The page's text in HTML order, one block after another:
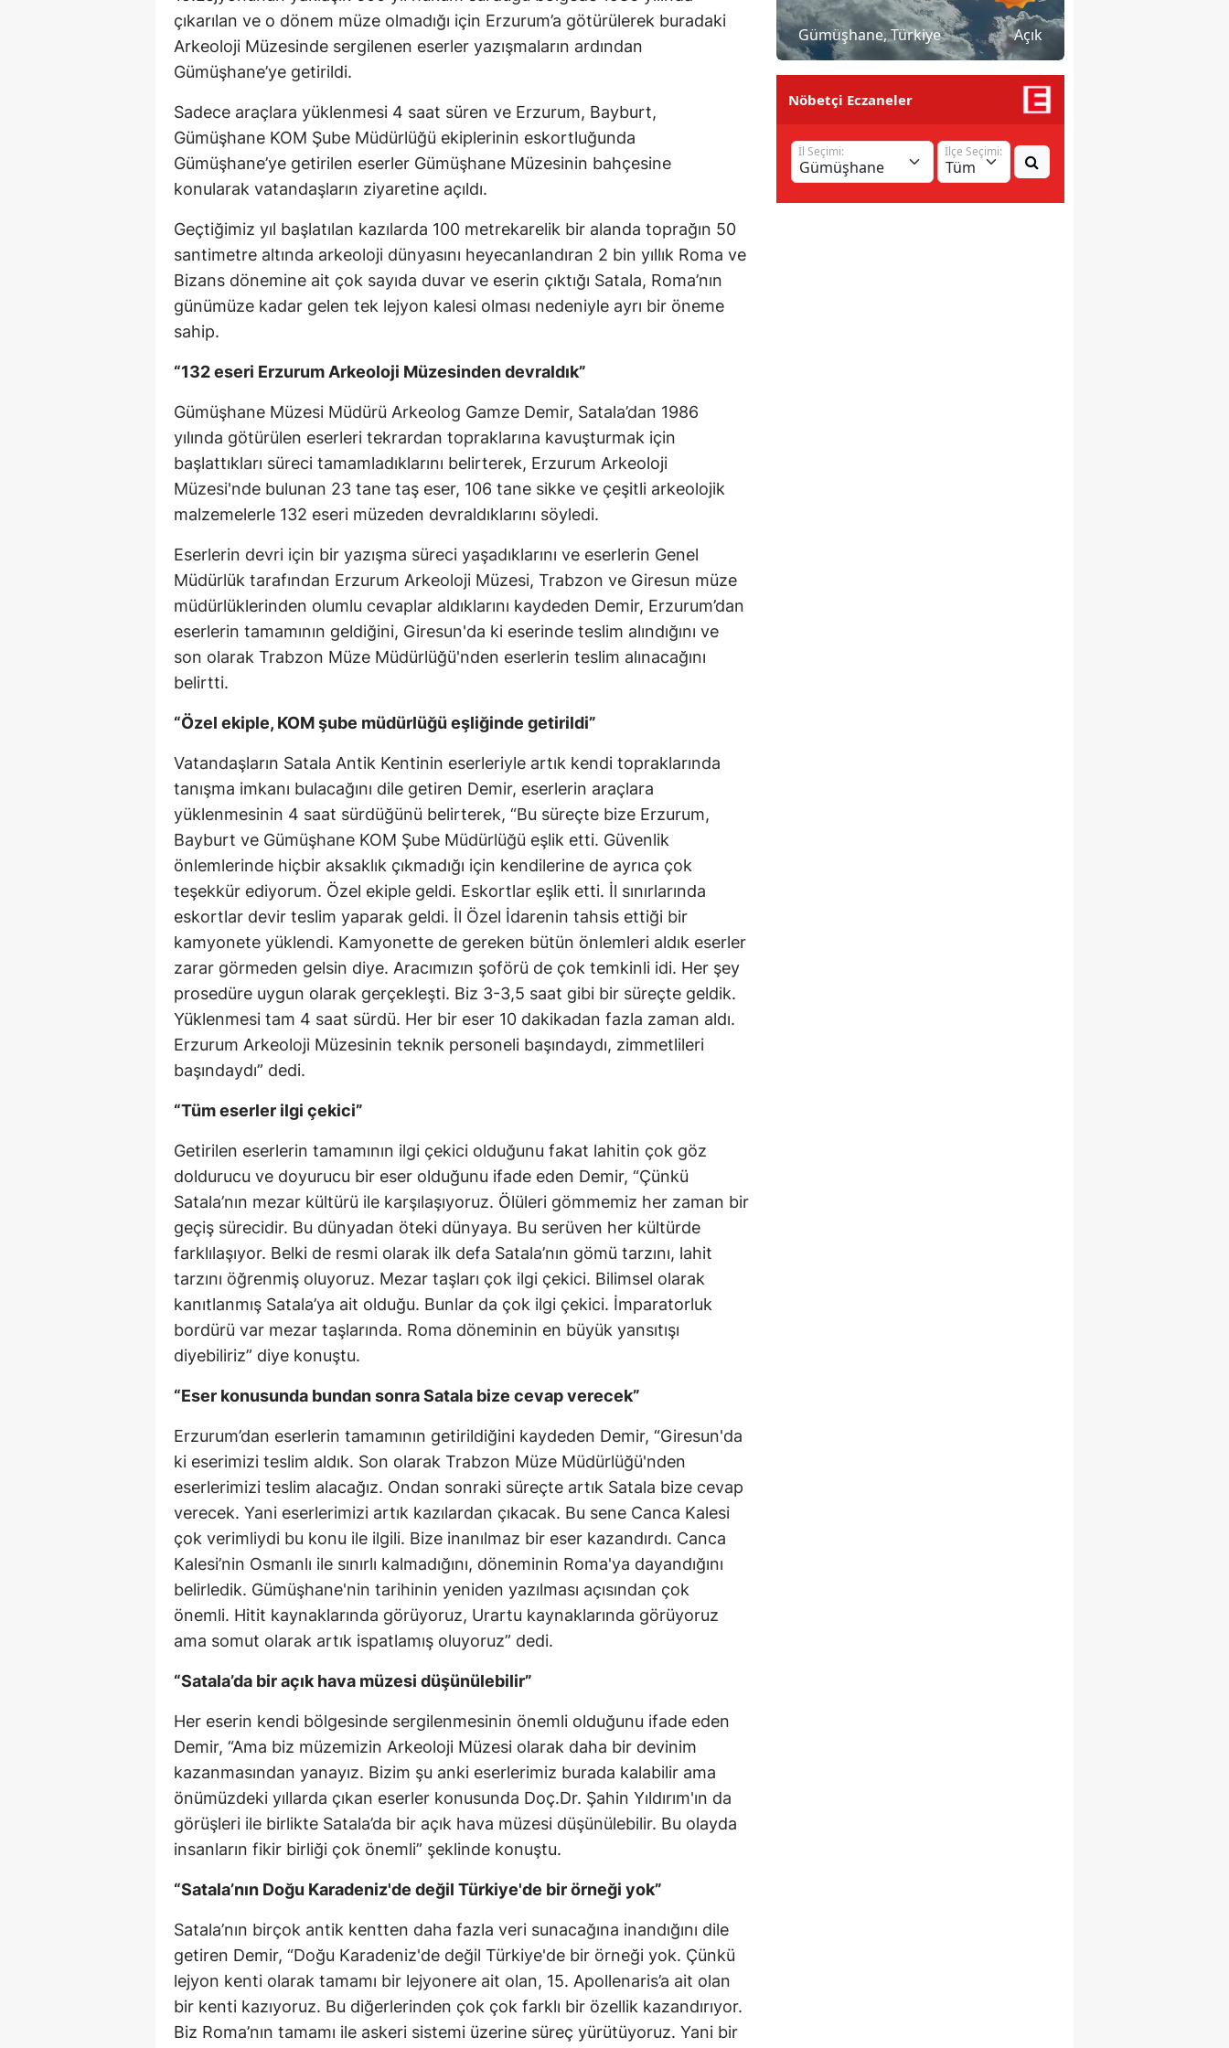
Mersin
Kastamonu
Kırklareli
Kırşehir
Malatya
Manisa
Mardin
Muğla
Muş
Nevşehir
Rize
Sakarya
Samsun
Siirt
Sinop
Sivas
Tekirdağ
Tokat
Şanlıurfa
Uşak
Van
Yozgat
Zonguldak
Aksaray
Kırıkkale
Batman
Şırnak
Bartın
Ardahan
Karabük
Kilis
Düzce
çıkarılan ve o dönem müze olmadığı için Erzurum’a götürülerek buradaki
Arkeoloji Müzesinde sergilenen eserler yazışmaların ardından
Gümüşhane’ye getirildi.
Sadece araçlara yüklenmesi 4 saat süren ve Erzurum, Bayburt,
Gümüşhane KOM Şube Müdürlüğü ekiplerinin eskortluğunda
Gümüşhane’ye getirilen eserler Gümüşhane Müzesinin bahçesine
konularak vatandaşların ziyaretine açıldı.
Geçtiğimiz yıl başlatılan kazılarda 100 metrekarelik bir alanda toprağın 50
santimetre altında arkeoloji dünyasını heyecanlandıran 2 bin yıllık Roma ve
Bizans dönemine ait çok sayıda duvar ve eserin çıktığı Satala, Roma’nın
günümüze kadar gelen tek lejyon kalesi olması nedeniyle ayrı bir öneme
sahip.
“132 eseri Erzurum Arkeoloji Müzesinden devraldık”
Gümüşhane Müzesi Müdürü Arkeolog Gamze Demir, Satala’dan 1986
yılında götürülen eserleri tekrardan topraklarına kavuşturmak için
başlattıkları süreci tamamladıklarını belirterek, Erzurum Arkeoloji
Müzesi'nde bulunan 23 tane taş eser, 106 tane sikke ve çeşitli arkeolojik
malzemelerle 132 eseri müzeden devraldıklarını söyledi.
Eserlerin devri için bir yazışma süreci yaşadıklarını ve eserlerin Genel
Müdürlük tarafından Erzurum Arkeoloji Müzesi, Trabzon ve Giresun müze
müdürlüklerinden olumlu cevaplar aldıklarını kaydeden Demir, Erzurum’dan
eserlerin tamamının geldiğini, Giresun'da ki eserinde teslim alındığını ve
son olarak Trabzon Müze Müdürlüğü'nden eserlerin teslim alınacağını
belirtti.
“Özel ekiple, KOM şube müdürlüğü eşliğinde getirildi”
Vatandaşların Satala Antik Kentinin eserleriyle artık kendi topraklarında
tanışma imkanı bulacağını dile getiren Demir, eserlerin araçlara
yüklenmesinin 4 saat sürdüğünü belirterek, “Bu süreçte bize Erzurum,
Bayburt ve Gümüşhane KOM Şube Müdürlüğü eşlik etti. Güvenlik
önlemlerinde hiçbir aksaklık çıkmadığı için kendilerine de ayrıca çok
teşekkür ediyorum. Özel ekiple geldi. Eskortlar eşlik etti. İl sınırlarında
eskortlar devir teslim yaparak geldi. İl Özel İdarenin tahsis ettiği bir
kamyonete yüklendi. Kamyonette de gereken bütün önlemleri aldık eserler
zarar görmeden gelsin diye. Aracımızın şoförü de çok temkinli idi. Her şey
prosedüre uygun olarak gerçekleşti. Biz 3-3,5 saat gibi bir süreçte geldik.
Yüklenmesi tam 4 saat sürdü. Her bir eser 10 dakikadan fazla zaman aldı.
Erzurum Arkeoloji Müzesinin teknik personeli başındaydı, zimmetlileri
başındaydı” dedi.
“Tüm eserler ilgi çekici”
Getirilen eserlerin tamamının ilgi çekici olduğunu fakat lahitin çok göz
doldurucu ve doyurucu bir eser olduğunu ifade eden Demir, “Çünkü
Satala’nın mezar kültürü ile karşılaşıyoruz. Ölüleri gömmemiz her zaman bir
geçiş sürecidir. Bu dünyadan öteki dünyaya. Bu serüven her kültürde
farklılaşıyor. Belki de resmi olarak ilk defa Satala’nın gömü tarzını, lahit
tarzını öğrenmiş oluyoruz. Mezar taşları çok ilgi çekici. Bilimsel olarak
kanıtlanmış Satala’ya ait olduğu. Bunlar da çok ilgi çekici. İmparatorluk
bordürü var mezar taşlarında. Roma döneminin en büyük yansıtışı
diyebiliriz” diye konuştu.
“Eser konusunda bundan sonra Satala bize cevap verecek”
Erzurum’dan eserlerin tamamının getirildiğini kaydeden Demir, “Giresun'da
ki eserimizi teslim aldık. Son olarak Trabzon Müze Müdürlüğü'nden
eserlerimizi teslim alacağız. Ondan sonraki süreçte artık Satala bize cevap
verecek. Yani eserlerimizi artık kazılardan çıkacak. Bu sene Canca Kalesi
çok verimliydi bu konu ile ilgili. Bize inanılmaz bir eser kazandırdı. Canca
Kalesi’nin Osmanlı ile sınırlı kalmadığını, döneminin Roma'ya dayandığını
belirledik. Gümüşhane'nin tarihinin yeniden yazılması açısından çok
önemli. Hitit kaynaklarında görüyoruz, Urartu kaynaklarında görüyoruz
ama somut olarak artık ispatlamış oluyoruz” dedi.
“Satala’da bir açık hava müzesi düşünülebilir”
Her eserin kendi bölgesinde sergilenmesinin önemli olduğunu ifade eden
Demir, “Ama biz müzemizin Arkeoloji Müzesi olarak daha bir devinim
kazanmasından yanayız. Bizim şu anki eserlerimiz burada kalabilir ama
önümüzdeki yıllarda çıkan eserler konusunda Doç.Dr. Şahin Yıldırım'ın da
görüşleri ile birlikte Satala’da bir açık hava müzesi düşünülebilir. Bu olayda
insanların fikir birliği çok önemli” şeklinde konuştu.
“Satala’nın Doğu Karadeniz'de değil Türkiye'de bir örneği yok”
Satala’nın birçok antik kentten daha fazla veri sunacağına inandığını dile
getiren Demir, “Doğu Karadeniz'de değil Türkiye'de bir örneği yok. Çünkü
lejyon kenti olarak tamamı bir lejyonere ait olan, 15. Apollenaris’a ait olan
bir kenti kazıyoruz. Bu diğerlerinden çok çok farklı bir özellik kazandırıyor.
Biz Roma’nın tamamı ile askeri sistemi üzerine süreç yürütüyoruz. Yani bir
Gümüşhane, Türkiye Açık
Nöbetçi Eczaneler
İl Seçimi: İlçe Seçimi: